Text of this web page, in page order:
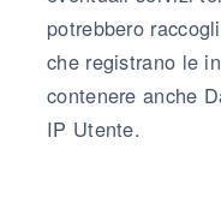
potrebbero
che registrano le
contenere anche
IP Utente.